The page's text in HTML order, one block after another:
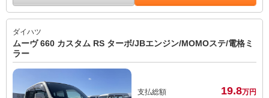
ダイハツ
ムーヴ 660 カスタム RS ターボ/JBエンジン/MOMOステ/電格ミ
ラー
支払総額 19.8万円